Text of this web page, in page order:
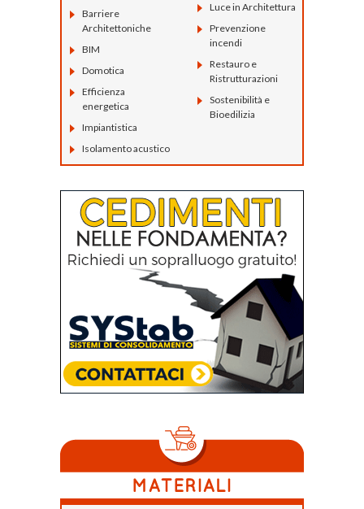
Barriere
Architettoniche
BIM
Domotica
Efficienza
energetica
Impiantistica
Isolamento acustico
Luce in Architettura
Prevenzione
incendi
Restauro e
Ristrutturazioni
Sostenibilità e
Bioedilizia